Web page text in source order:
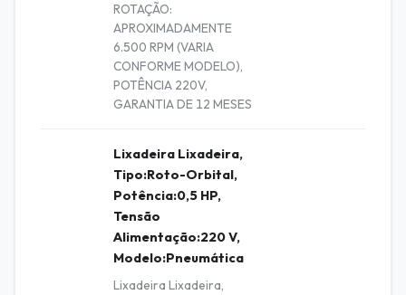
ROTAÇÃO:
APROXIMADAMENTE
6.500 RPM (VARIA
CONFORME MODELO),
POTÊNCIA 220V,
GARANTIA DE 12 MESES
Lixadeira Lixadeira,
Tipo:Roto-Orbital,
Potência:0,5 HP,
Tensão
Alimentação:220 V,
Modelo:Pneumática
Lixadeira Lixadeira,